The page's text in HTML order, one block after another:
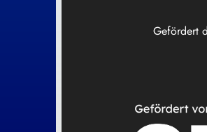
Gefördert